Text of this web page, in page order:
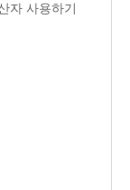
자 사용하기